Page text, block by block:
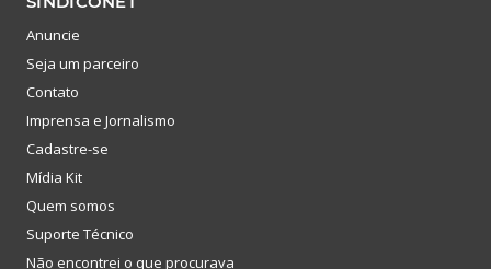
Anuncie
Seja um parceiro
Contato
Imprensa e Jornalismo
Cadastre-se
Mídia Kit
Quem somos
Suporte Técnico
Não encontrei o que procurava